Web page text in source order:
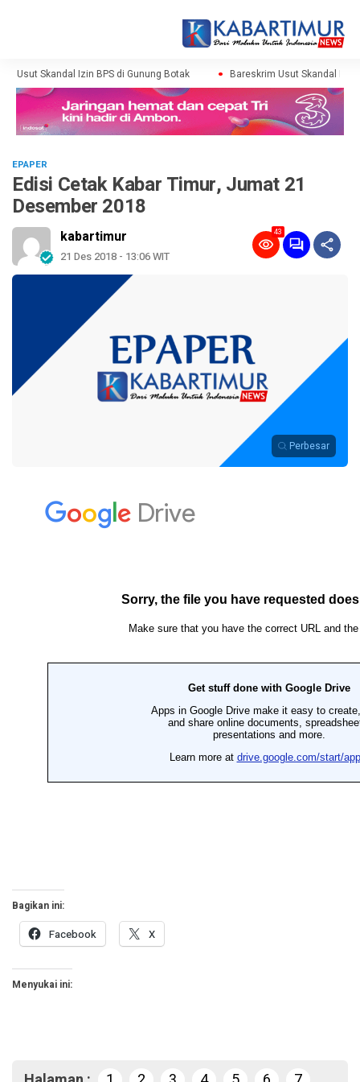
Usut Skandal Izin BPS di Gunung Botak Bareskrim Usut Skandal Izin
EPAPER
Edisi Cetak Kabar Timur, Jumat 21
Desember 2018
kabartimur
21 Des 2018 - 13:06 WIT
43
Perbesar
Bagikan ini:
Facebook X
Menyukai ini: